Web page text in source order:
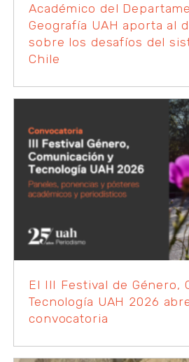
Académico del
Geografía UAH aporta al
sobre los desafíos del
Chile
El III Festival de Género,
Tecnología UAH 2026
convocatoria